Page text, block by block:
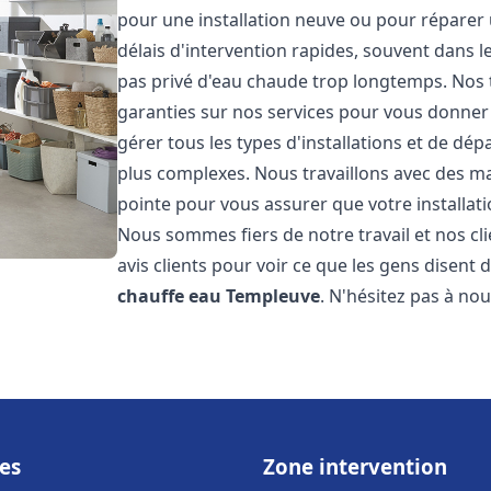
pour une installation neuve ou pour
délais d'intervention rapides, souvent dans
pas privé d'eau chaude trop longtemps.
garanties sur nos services pour vous
gérer tous les types d'installations et de
plus complexes. Nous travaillons avec des
pointe pour vous assurer que votre
Nous sommes fiers de notre travail et nos
avis clients pour voir ce que les gens disent
chauffe eau Templeuve. N'hésitez pas à
Zone intervention